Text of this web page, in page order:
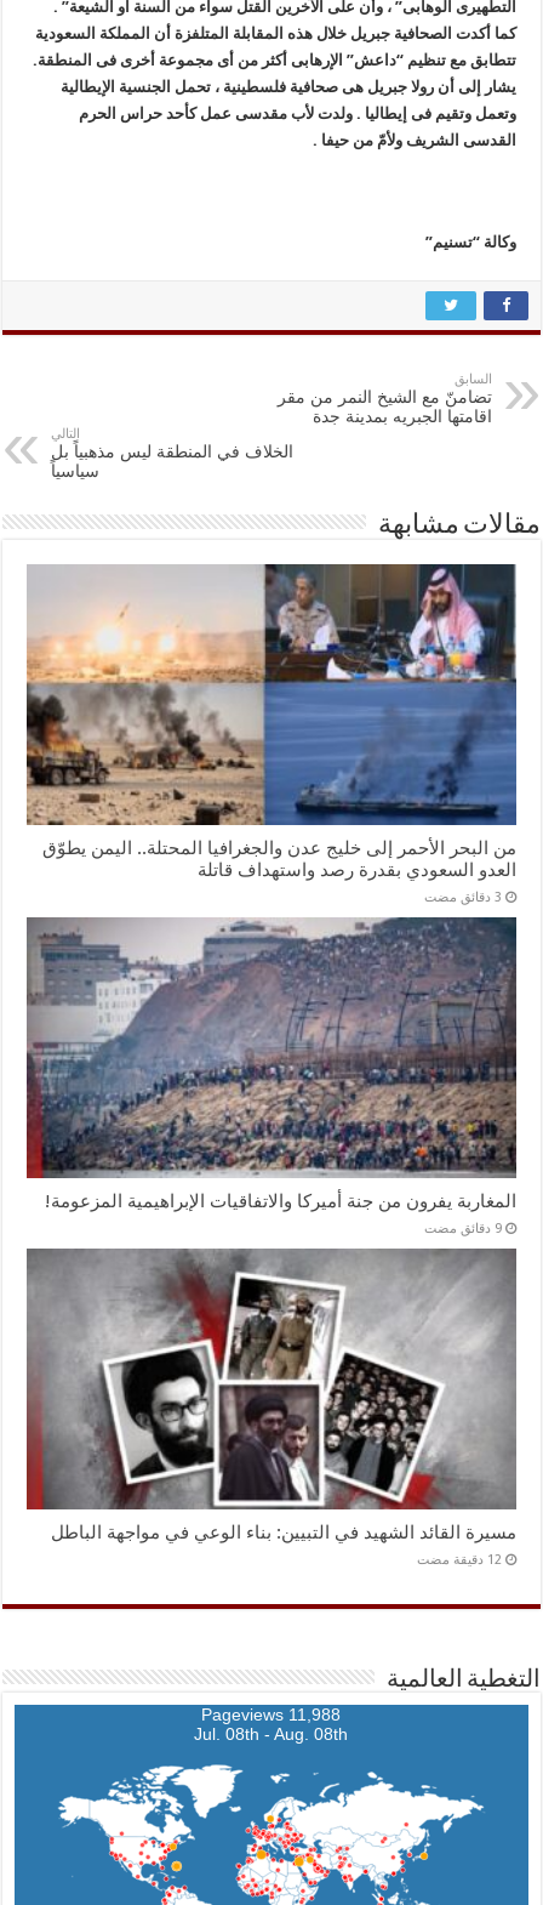
التطهیری الوهابی” ، وأن على الآخرین القتل سواء من السنة او الشیعة” .
کما أکدت الصحافیة جبریل خلال هذه المقابلة المتلفزة أن المملکة السعودیة
تتطابق مع تنظیم “داعش” الإرهابی أکثر من أی مجموعة أخرى فی المنطقة.
یشار إلى أن رولا جبریل هی صحافیة فلسطینیة ، تحمل الجنسیة الإیطالیة
وتعمل وتقیم فی إیطالیا . ولدت لأب مقدسی عمل کأحد حراس الحرم
القدسی الشریف ولأمّ من حیفا .
وکالة “تسنیم”
السابق
تضامنّ مع الشيخ النمر من مقر
اقامتها الجبريه بمدينة جدة
التالي
الخلاف في المنطقة ليس مذهبياً بل
سياسياً
مقالات مشابهة
من البحر الأحمر إلى خليج عدن والجغرافيا المحتلة.. اليمن يطوّق
العدو السعودي بقدرة رصد واستهداف قاتلة
المغاربة يفرون من جنة أميركا والاتفاقيات الإبراهيمية المزعومة!
‏9 دقائق مضت
مسيرة القائد الشهيد في التبيين: بناء الوعي في مواجهة الباطل
التغطية العالمية
11,988 Pageviews
Jul. 08th - Aug. 08th